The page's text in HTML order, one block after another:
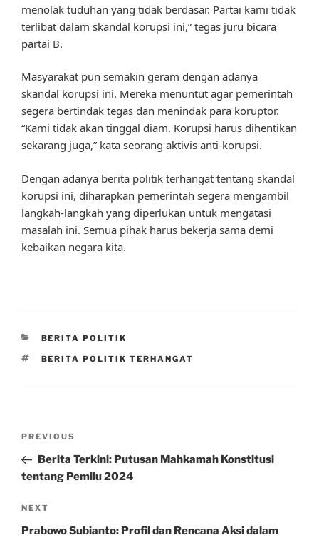
menolak tuduhan yang tidak berdasar. Partai kami tidak
terlibat dalam skandal korupsi ini,” tegas juru bicara
partai B.
Masyarakat pun semakin geram dengan adanya
skandal korupsi ini. Mereka menuntut agar pemerintah
segera bertindak tegas dan menindak para koruptor.
“Kami tidak akan tinggal diam. Korupsi harus dihentikan
sekarang juga,” kata seorang aktivis anti-korupsi.
Dengan adanya berita politik terhangat tentang skandal
korupsi ini, diharapkan pemerintah segera mengambil
langkah-langkah yang diperlukan untuk mengatasi
masalah ini. Semua pihak harus bekerja sama demi
kebaikan negara kita.
CATEGORIES
BERITA POLITIK
TAGS
BERITA POLITIK TERHANGAT
Previous
Post
PREVIOUS
Berita Terkini: Putusan Mahkamah Konstitusi
tentang Pemilu 2024
Next
Post
NEXT
Prabowo Subianto: Profil dan Rencana Aksi dalam